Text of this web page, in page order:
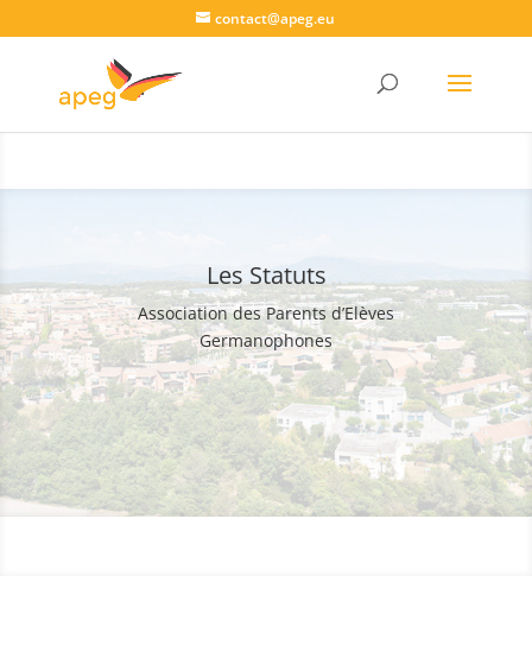
contact@apeg.eu
Les Statuts
Association des Parents d’Elèves
Germanophones